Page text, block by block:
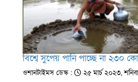
বিশ্বে সুপেয় পানি পাচ্ছে না ২৩০
ওশানটাইমস ডেস্ক :
২৫ মার্চ ২০২৩,